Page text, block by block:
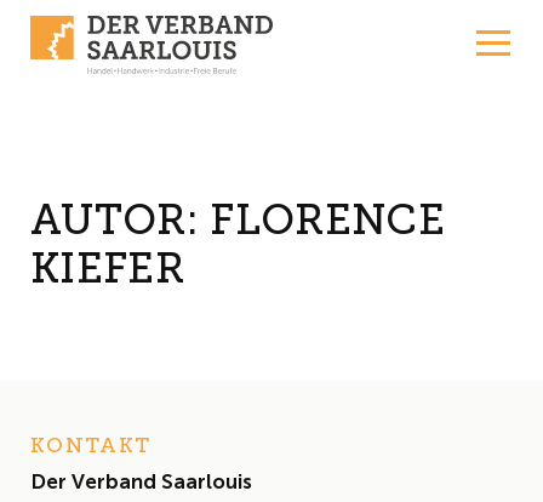
AUTOR: FLORENCE
KIEFER
KONTAKT
Der Verband Saarlouis